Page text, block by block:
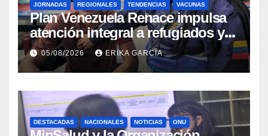
JORNADAS REGIONALES TENDENCIAS VACUNAS
​Plan Venezuela Renace impulsa
atención integral a refugiados y
evaluación de vacunación en
Aragua
05/08/2026 ERIKA GARCÍA
DESTACADAS NACIONALES NOTICIAS ONU